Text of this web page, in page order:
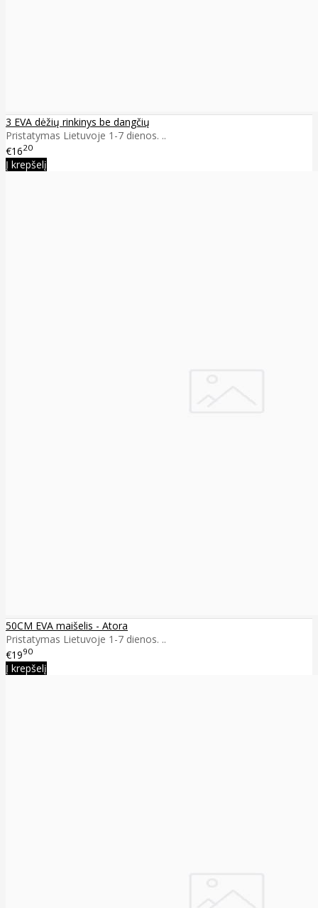
3 EVA dėžių rinkinys be dangčių
Pristatymas Lietuvoje 1-7 dienos. ..
€1620
Į krepšelį
50CM EVA maišelis - Atora
Pristatymas Lietuvoje 1-7 dienos. ..
€1990
Į krepšelį